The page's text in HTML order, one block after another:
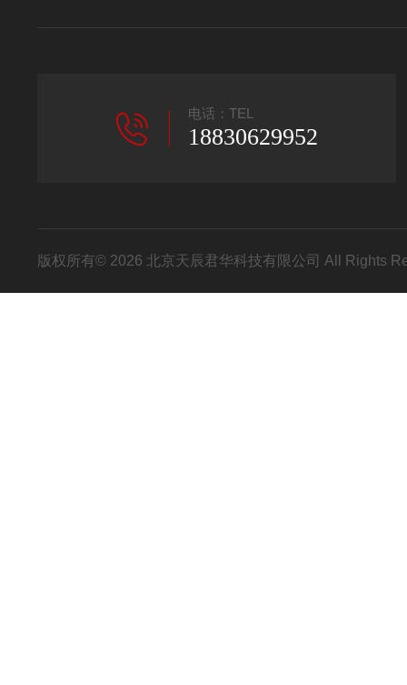
电话：TEL
18830629952
版权所有© 2026 北京天辰君华科技有限公司 All Rights